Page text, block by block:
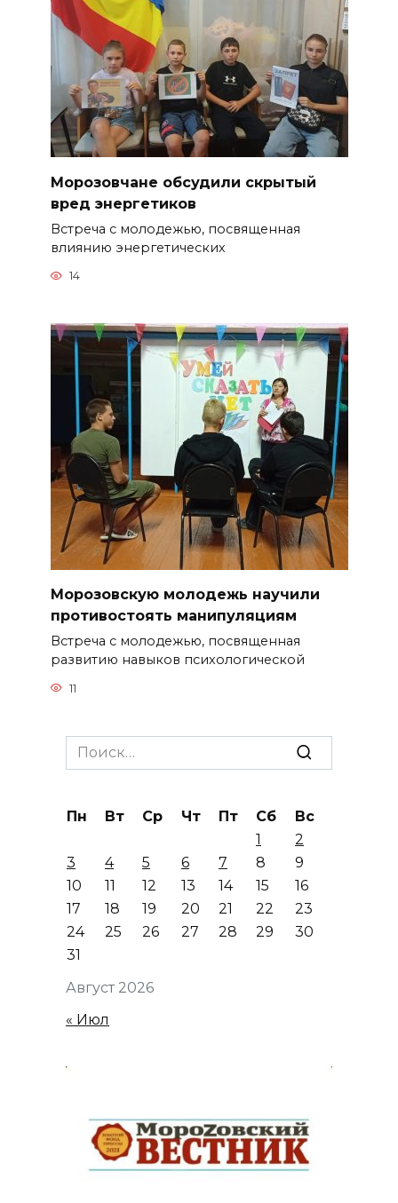
Морозовчане обсудили скрытый
вред энергетиков
Встреча с молодежью, посвященная
влиянию энергетических
14
Морозовскую молодежь научили
противостоять манипуляциям
Встреча с молодежью, посвященная
развитию навыков психологической
11
Search
for:
Август 2026
Пн Вт Ср Чт Пт Сб
Вс
1
2
3
4 5 6 7 8
9
10
11 12 13 14 15
16
17
18 19 20 21 22
23
24
25 26 27 28 29
30
31
« Июл